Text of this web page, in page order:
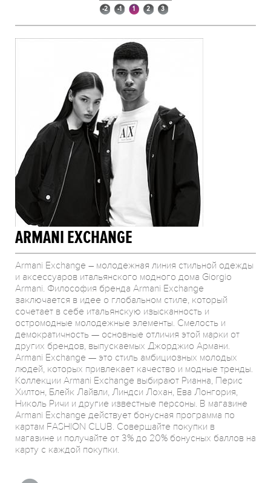
-2 -1 1 2 3
ARMANI EXCHANGE
Armani Exchange – молодежная линия стильной одежды
и аксессуаров итальянского модного дома Giorgio
Armani. Философия бренда Armani Exchange
заключается в идее о глобальном стиле, который
сочетает в себе итальянскую изысканность и
остромодные молодежные элементы. Смелость и
демократичность — основные отличия этой марки от
других брендов, выпускаемых Джорджио Армани.
Armani Exchange — это стиль амбициозных молодых
людей, которых привлекает качество и модные тренды.
Коллекции Armani Exchange выбирают Рианна, Перис
Хилтон, Блейк Лайвли, Линдси Лохан, Ева Лонгория,
Николь Ричи и другие известные персоны. В магазине
Armani Exchange действует бонусная программа по
картам FASHION CLUB. Совершайте покупки в
магазине и получайте от 3% до 20% бонусных баллов на
карту с каждой покупки.